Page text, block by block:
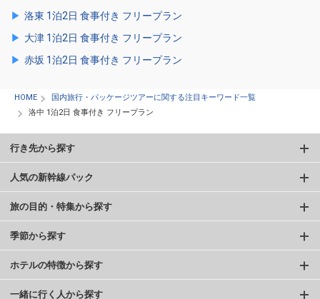
洛東 1泊2日 食事付き フリープラン
大津 1泊2日 食事付き フリープラン
赤坂 1泊2日 食事付き フリープラン
HOME
国内旅行・パッケージツアーに関する注目キーワード一覧
洛中 1泊2日 食事付き フリープラン
行き先から探す
人気の新幹線パック
旅の目的・特集から探す
季節から探す
ホテルの特徴から探す
一緒に行く人から探す